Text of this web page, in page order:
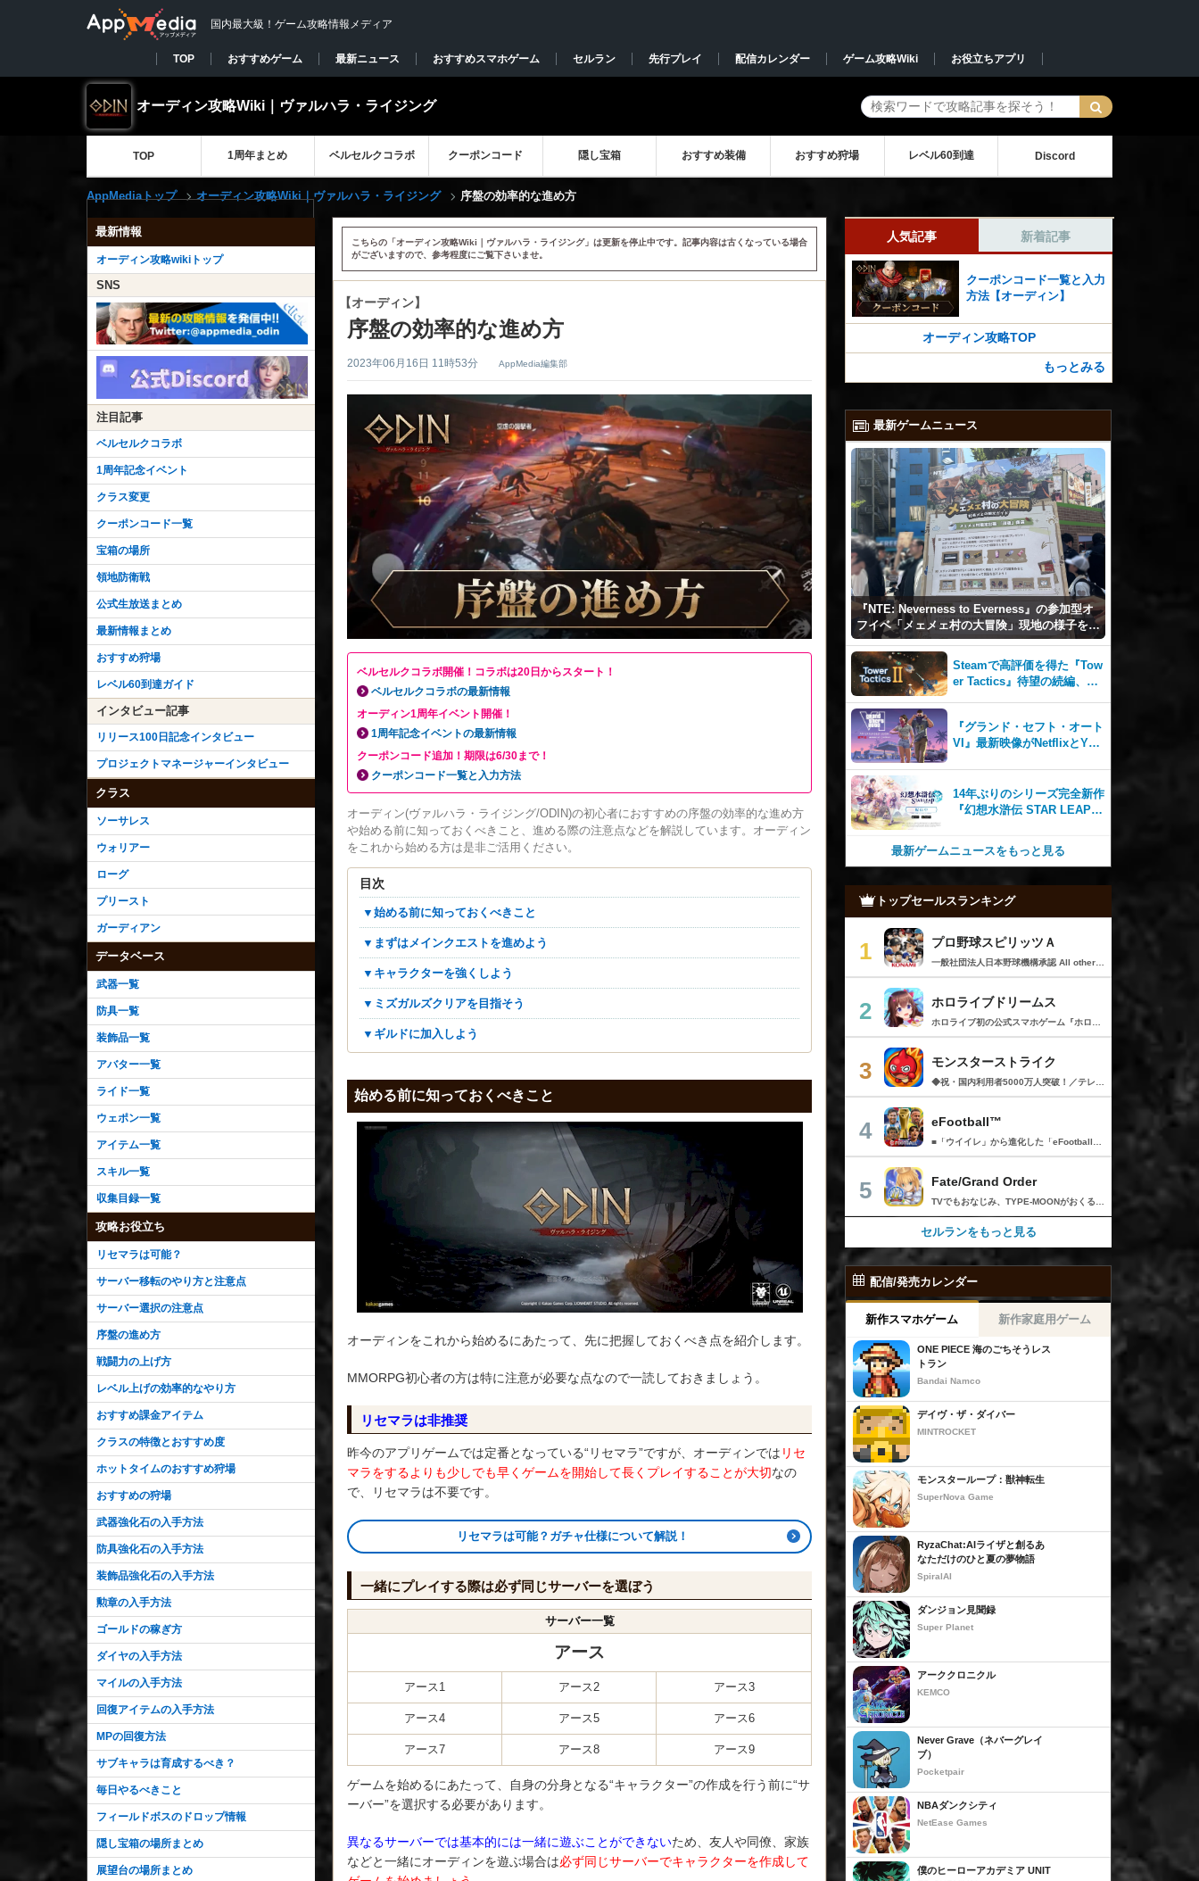
国内最大級！ゲーム攻略情報メディア
TOP おすすめゲーム 最新ニュース おすすめスマホゲーム セルラン 先行プレイ 配信カレンダー ゲーム攻略Wiki お役立ちアプリ
オーディン攻略Wiki｜ヴァルハラ・ライジング
TOP 1周年まとめ ベルセルクコラボ クーポンコード 隠し宝箱 おすすめ装備 おすすめ狩場 レベル60到達 Discord
AppMediaトップ オーディン攻略Wiki｜ヴァルハラ・ライジング 序盤の効率的な進め方
こちらの「オーディン攻略Wiki｜ヴァルハラ・ライジング」は更新を停止中です。記事内容は古くなっている場合
がございますので、参考程度にご覧下さいませ。
【オーディン】
序盤の効率的な進め方
2023年06月16日 11時53分 AppMedia編集部
ベルセルクコラボ開催！コラボは20日からスタート！
ベルセルクコラボの最新情報
オーディン1周年イベント開催！
1周年記念イベントの最新情報
クーポンコード追加！期限は6/30まで！
クーポンコード一覧と入力方法
オーディン(ヴァルハラ・ライジング/ODIN)の初心者におすすめの序盤の効率的な進め方
や始める前に知っておくべきこと、進める際の注意点などを解説しています。オーディン
をこれから始める方は是非ご活用ください。
目次
▼始める前に知っておくべきこと
▼まずはメインクエストを進めよう
▼キャラクターを強くしよう
▼ミズガルズクリアを目指そう
▼ギルドに加入しよう
始める前に知っておくべきこと
オーディンをこれから始めるにあたって、先に把握しておくべき点を紹介します。
MMORPG初心者の方は特に注意が必要な点なので一読しておきましょう。
リセマラは非推奨
昨今のアプリゲームでは定番となっている“リセマラ”ですが、オーディンでは リセ
マラをするよりも少しでも早くゲームを開始して長くプレイすることが大切なの
で、リセマラは不要です。
リセマラは可能？ガチャ仕様について解説！
一緒にプレイする際は必ず同じサーバーを選ぼう
サーバー一覧
アース
アース1 アース2 アース3
アース4 アース5 アース6
アース7 アース8 アース9
ゲームを始めるにあたって、自身の分身となる“キャラクター”の作成を行う前に“サ
ーバー”を選択する必要があります。
異なるサーバーでは基本的には一緒に遊ぶことができないため、友人や同僚、家族
などと一緒にオーディンを遊ぶ場合は必ず同じサーバーでキャラクターを作成して
最新情報
オーディン攻略wikiトップ
SNS
注目記事
ベルセルクコラボ
1周年記念イベント
クラス変更
クーポンコード一覧
宝箱の場所
領地防衛戦
公式生放送まとめ
最新情報まとめ
おすすめ狩場
レベル60到達ガイド
インタビュー記事
リリース100日記念インタビュー
プロジェクトマネージャーインタビュー
クラス
ソーサレス
ウォリアー
ローグ
プリースト
ガーディアン
データベース
武器一覧
防具一覧
装飾品一覧
アバター一覧
ライド一覧
ウェポン一覧
アイテム一覧
スキル一覧
収集目録一覧
攻略お役立ち
リセマラは可能？
サーバー移転のやり方と注意点
サーバー選択の注意点
序盤の進め方
戦闘力の上げ方
レベル上げの効率的なやり方
おすすめ課金アイテム
クラスの特徴とおすすめ度
ホットタイムのおすすめ狩場
おすすめの狩場
武器強化石の入手方法
防具強化石の入手方法
装飾品強化石の入手方法
勲章の入手方法
ゴールドの稼ぎ方
ダイヤの入手方法
マイルの入手方法
回復アイテムの入手方法
MPの回復方法
サブキャラは育成するべき？
毎日やるべきこと
フィールドボスのドロップ情報
隠し宝箱の場所まとめ
展望台の場所まとめ
人気記事 新着記事
クーポンコード一覧と入力
方法【オーディン】
オーディン攻略TOP
もっとみる
最新ゲームニュース
『NTE: Neverness to Everness』の参加型オ
フイベ「メェメェ村の大冒険」現地の様子をレ
ポ！ミニゲームやコスプレイヤー撮影など盛り
だくさん！
Steamで高評価を得た『Tow
er Tactics』待望の続編、『T
『グランド・セフト・オート
VI』最新映像がNetflixとYou
14年ぶりのシリーズ完全新作
『幻想水滸伝 STAR LEAP』
最新ゲームニュースをもっと見る
トップセールスランキング
1 プロ野球スピリッツＡ
2 ホロライブドリームス
3 モンスターストライク
4 eFootball™
5 Fate/Grand Order
セルランをもっと見る
配信/発売カレンダー
新作スマホゲーム 新作家庭用ゲーム
ONE PIECE 海のごちそうレス
トラン
Bandai Namco
デイヴ・ザ・ダイバー
MINTROCKET
モンスターループ：獣神転生
SuperNova Game
RyzaChat:AIライザと創るあ
なただけのひと夏の夢物語
SpiralAI
ダンジョン見聞録
Super Planet
アーククロニクル
KEMCO
Never Grave（ネバーグレイ
ブ）
Pocketpair
NBAダンクシティ
NetEase Games
僕のヒーローアカデミア UNIT